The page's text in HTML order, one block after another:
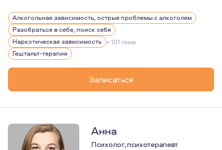
Психология всегда меня интересовала, как способ
Хорошая психотерапия может многое изменить, и
Мои личные качества психолога: Я эмоционально
И самое важное про меня-это честность и глубокое
Алкогольная зависимость, острые проблемы с алкоголем
Разобраться в себе, поиск себя
Наркотическая зависимость + 101 тема
Гештальт-терапия
Записаться
Анна
Психолог, психотерапевт